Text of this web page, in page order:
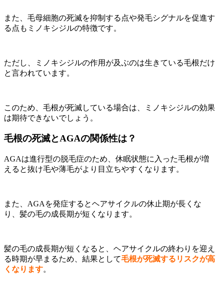
また、毛母細胞の死滅を抑制する点や発毛シグナルを促進す
る点もミノキシジルの特徴です。
ただし、ミノキシジルの作用が及ぶのは生きている毛根だけ
と言われています。
このため、毛根が死滅している場合は、ミノキシジルの効果
は期待できないでしょう。
毛根の死滅とAGAの関係性は？
AGAは進行型の脱毛症のため、休眠状態に入った毛根が増
えると抜け毛や薄毛がより目立ちやすくなります。
また、AGAを発症するとヘアサイクルの休止期が長くな
り、髪の毛の成長期が短くなります。
髪の毛の成長期が短くなると、ヘアサイクルの終わりを迎え
る時期が早まるため、結果として毛根が死滅するリスクが高
くなります。